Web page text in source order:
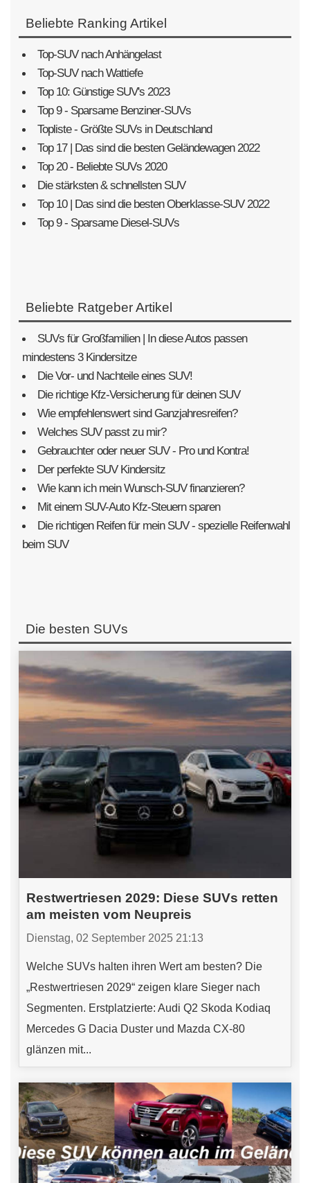
Beliebte Ranking Artikel
Top-SUV nach Anhängelast
Top-SUV nach Wattiefe
Top 10: Günstige SUV's 2023
Top 9 - Sparsame Benziner-SUVs
Topliste - Größte SUVs in Deutschland
Top 17 | Das sind die besten Geländewagen 2022
Top 20 - Beliebte SUVs 2020
Die stärksten & schnellsten SUV
Top 10 | Das sind die besten Oberklasse-SUV 2022
Top 9 - Sparsame Diesel-SUVs
Beliebte Ratgeber Artikel
SUVs für Großfamilien | In diese Autos passen
mindestens 3 Kindersitze
Die Vor- und Nachteile eines SUV!
Die richtige Kfz-Versicherung für deinen SUV
Wie empfehlenswert sind Ganzjahresreifen?
Welches SUV passt zu mir?
Gebrauchter oder neuer SUV - Pro und Kontra!
Der perfekte SUV Kindersitz
Wie kann ich mein Wunsch-SUV finanzieren?
Mit einem SUV-Auto Kfz-Steuern sparen
Die richtigen Reifen für mein SUV - spezielle Reifenwahl
beim SUV
Die besten SUVs
Restwertriesen 2029: Diese SUVs retten
am meisten vom Neupreis
Dienstag, 02 September 2025 21:13
Welche SUVs halten ihren Wert am besten? Die
„Restwertriesen 2029“ zeigen klare Sieger nach
Segmenten. Erstplatzierte: Audi Q2 Skoda Kodiaq
Mercedes G Dacia Duster und Mazda CX-80
glänzen mit...